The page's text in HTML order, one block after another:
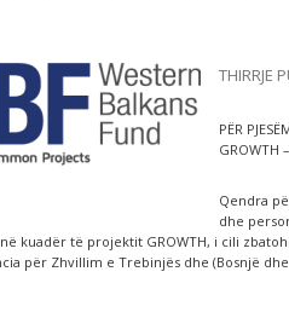
THIRRJE
PËR
Qendra
dhe
kuadër të projektit GROWTH, i cili
për Zhvillim e Trebinjës dhe (Bosnjë